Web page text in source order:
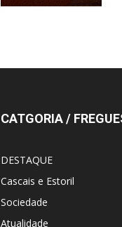
CATGORIA /
DESTAQUE
Cascais e Estoril
Sociedade
Atualidade